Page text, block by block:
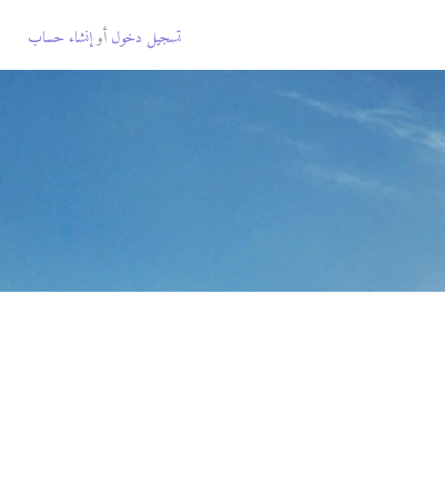
تسجيل دخول أوإنشاء حساب